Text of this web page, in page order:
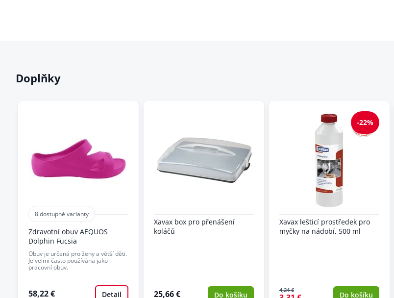
Doplňky
8 dostupné varianty
Zdravotní obuv AEQUOS
Dolphin Fucsia
Obuv je určená pro ženy a větší děti.
Je velmi často používána jako
pracovní obuv.
58,22 € Detail
Xavax box pro přenášení
koláčů
25,66 € Do košíku
-22%
Xavax lešticí prostředek pro
myčky na nádobí, 500 ml
4,24 € Do košíku